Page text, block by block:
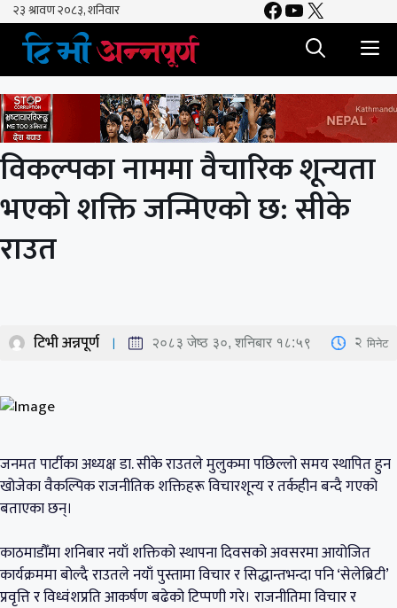
Skip
content
Facebook
YouTube
X
विकल्पका नाममा वैचारिक शून्यता
भएको शक्ति जन्मिएको छ: सीके
राउत
टिभी अन्नपूर्ण २०८३ जेष्ठ ३०, शनिबार १८:५९ 2 मिनेट
जनमत पार्टीका अध्यक्ष डा. सीके राउतले मुलुकमा पछिल्लो समय स्थापित हुन
खोजेका वैकल्पिक राजनीतिक शक्तिहरू विचारशून्य र तर्कहीन बन्दै गएको
बताएका छन्।
काठमाडौँमा शनिबार नयाँ शक्तिको स्थापना दिवसको अवसरमा आयोजित
कार्यक्रममा बोल्दै राउतले नयाँ पुस्तामा विचार र सिद्धान्तभन्दा पनि ‘सेलेब्रिटी’
प्रवृत्ति र विध्वंशप्रति आकर्षण बढेको टिप्पणी गरे। राजनीतिमा विचार र